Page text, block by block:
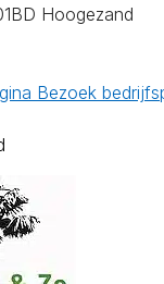
Hoogezand
Bezoek